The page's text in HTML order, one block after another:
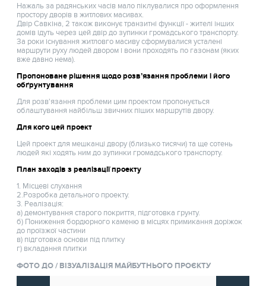
Нажаль за радянських часів мало піклувалися про оформлення
простору дворів в житлових масивах.
Двір Савкіна, 2 також виконує транзитні функції - жителі інших
домів ідуть через цей двір до зупинки громадського транспорту.
За роки існування житловго масиву сформувалися усталені
маршрути руху людей двором і вони проходять по газонам (яких
вже давно нема).
Пропоноване рішення щодо розв’язання проблеми і його
обґрунтування
Для розв'язання проблеми цим проектом пропонується
облаштування найбільш звичних піших маршрутів двору.
Для кого цей проект
Цей проект для мешканці двору (близько тисячи) та ще сотень
людей які ходять ним до зупинки громадського транспорту.
План заходів з реалізації проекту
1. Місцеві слухання
2.Розробка детального проекту.
3. Реалізація:
а) демонтування старого покриття, підготовка грунту.
б) Пониження бордюрного каменю в місцях примикання доріжок
до проїзжої частини
в) підготовка основи під плитку
г) вкладання плитки
ФОТО ДО / ВІЗУАЛІЗАЦІЯ МАЙБУТНЬОГО ПРОЄКТУ